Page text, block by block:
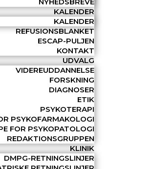
KALENDER
KALENDER
REFUSIONSBLANKET
ESCAP-PULJEN
KONTAKT
UDVALG
VIDEREUDDANNELSE
FORSKNING
DIAGNOSER
ETIK
PSYKOTERAPI
PSYKOFARMAKOLOGI
FOR PSYKOPATOLOGI
REDAKTIONSGRUPPEN
KLINIK
DMPG-RETNINGSLINJER